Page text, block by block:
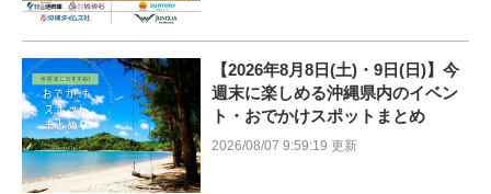
【2026年8月8日(土)・9日(日)】今
週末に楽しめる沖縄県内のイベン
ト・おでかけスポットまとめ
2026/08/07 9:59:19 更新